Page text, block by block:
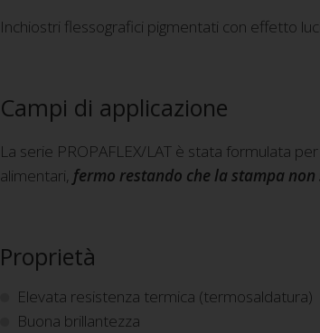
Inchiostri flessografici pigmentati con effetto
Campi di applicazione
La serie PROPAFLEX/LAT è stata formulata
alimentari, fermo restando che la stampa
Proprietà
Elevata resistenza termica (termosaldatura)
Buona brillantezza